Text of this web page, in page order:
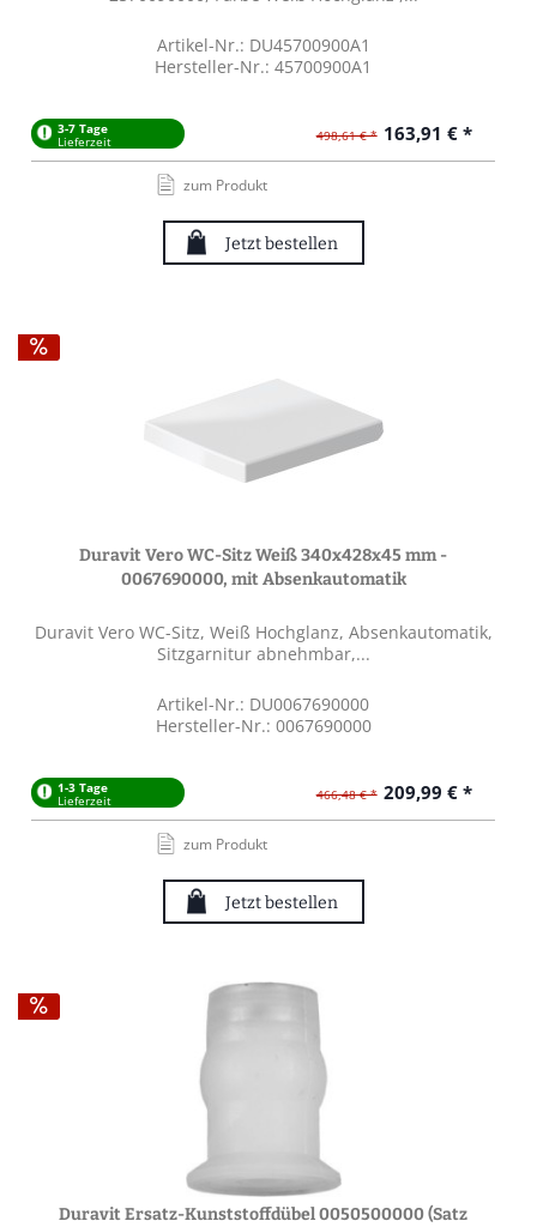
Artikel-Nr.: DU45700900A1
Hersteller-Nr.: 45700900A1
3-7 Tage
Lieferzeit 498,61 € * 163,91 € *
zum Produkt
Jetzt bestellen
Duravit Vero WC-Sitz Weiß 340x428x45 mm -
0067690000, mit Absenkautomatik
Duravit Vero WC-Sitz, Weiß Hochglanz, Absenkautomatik,
Sitzgarnitur abnehmbar,...
Artikel-Nr.: DU0067690000
Hersteller-Nr.: 0067690000
1-3 Tage
Lieferzeit 466,48 € * 209,99 € *
zum Produkt
Jetzt bestellen
Duravit Ersatz-Kunststoffdübel 0050500000 (Satz